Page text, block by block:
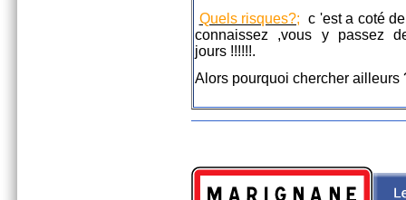
Quels risques?; c 'est a coté
connaissez ,vous y passez
jours
Alors pourquoi chercher ailleurs